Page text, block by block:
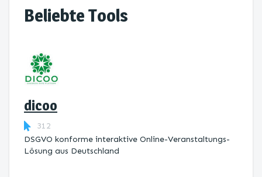
Beliebte Tools
dicoo
312
DSGVO konforme interaktive Online-Veranstaltungs-
Lösung aus Deutschland